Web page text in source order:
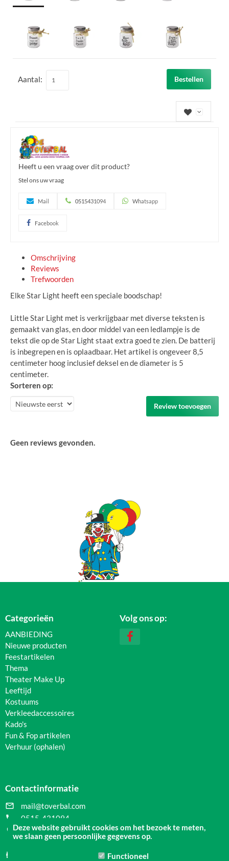
Aantal: Bestellen
Heeft u een vraag over dit product?
Stel ons uw vraag
Mail 0515431094 Whatsapp
Facebook
Omschrijving
Reviews
Trefwoorden
Elke Star Light heeft een speciale boodschap!
Little Star Light met is verkrijgbaar met diverse teksten is
gemaakt van glas, en door middel van een ledlampje is de
tekst die op de Star Light staat extra goed te zien. De batterij
is inbegrepen en is oplaadbaar. Het artikel is ongeveer 8,5
centimeter hoog inclusief deksel en de diameter is 5
centimeter.
Sorteren op:
Review toevoegen
Geen reviews gevonden.
Categorieën
AANBIEDING
Nieuwe producten
Feestartikelen
Thema
Theater Make Up
Leeftijd
Kostuums
Verkleedaccessoires
Kado's
Fun & Fop artikelen
Verhuur (ophalen)
Volg ons op:
Contactinformatie

mail@toverbal.com

0515-431094

Nauwe Noorderhorne 1
8601 CW Sneek

KvK Nummer 01047305
Deze website gebruikt cookies om het bezoek te meten,
we slaan geen persoonlijke gegevens op.
Functioneel